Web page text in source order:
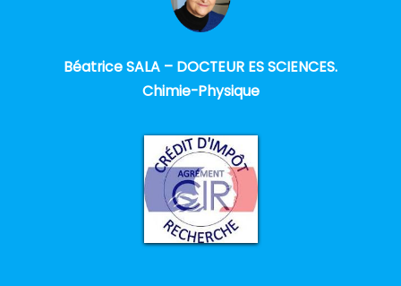
Béatrice SALA – DOCTEUR ES SCIENCES.
Chimie-Physique